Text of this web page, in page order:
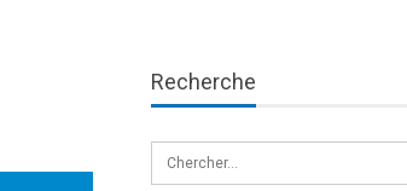
Recherche